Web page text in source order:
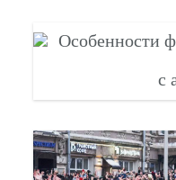
Особенности
с